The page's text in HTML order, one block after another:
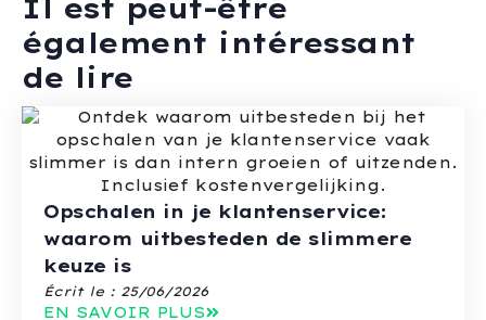
Il est peut-être
également intéressant
de lire
Opschalen in je klantenservice:
waarom uitbesteden de slimmere
keuze is
Écrit le : 25/06/2026
EN SAVOIR PLUS